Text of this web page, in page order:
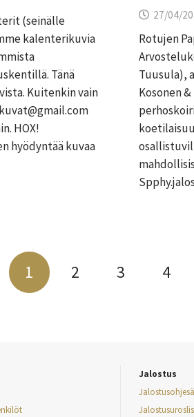
(seinälle
kalenterikuvia
Tänä
Kuitenkin vain
HOX!
hyödyntää kuvaa
27/04/
Rotujen
Tuusula),
Kosonen
1 2 3 4
Jalostus